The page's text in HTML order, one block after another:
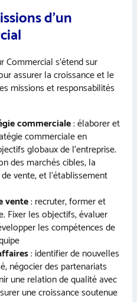
d’un
Commercial s’étend sur
assurer la croissance et le
missions et responsabilités
commerciale: élaborer et
commerciale en
globaux de l’entreprise.
des marchés cibles, la
vente, et l’établissement
vente: recruter, former et
Fixer les objectifs, évaluer
les compétences de
: identifier de nouvelles
négocier des partenariats
une relation de qualité avec
une croissance soutenue